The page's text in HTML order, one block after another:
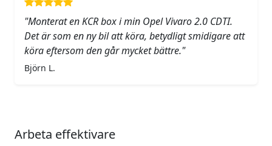
"Monterat en KCR box i min Opel Vivaro 2.0 CDTI.
Det är som en ny bil att köra, betydligt smidigare att
köra eftersom den går mycket bättre."
Björn L.
Arbeta effektivare